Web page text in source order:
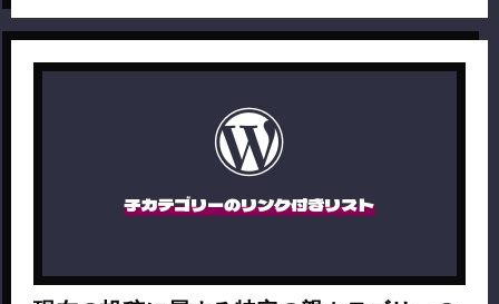
子カテゴリーのリンク付きリスト